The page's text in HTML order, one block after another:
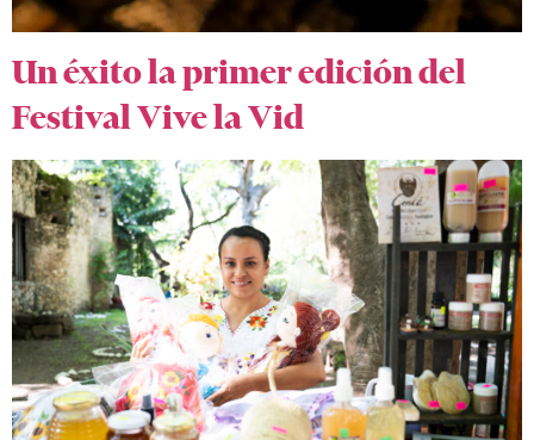
Un éxito la primer edición del
Festival Vive la Vid